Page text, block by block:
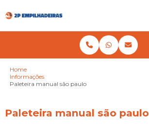
Home
Informações
Paleteira manual são paulo
Paleteira manual são paulo